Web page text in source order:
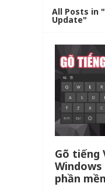
All Posts in
Update"
Gõ tiếng
Windows
phần